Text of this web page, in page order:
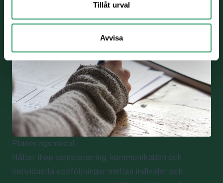
Tillåt urval
Avvisa
Planeringsmodul
Håller ihop samplanering, kommunikation och
individuella uppföljningar mellan individer och